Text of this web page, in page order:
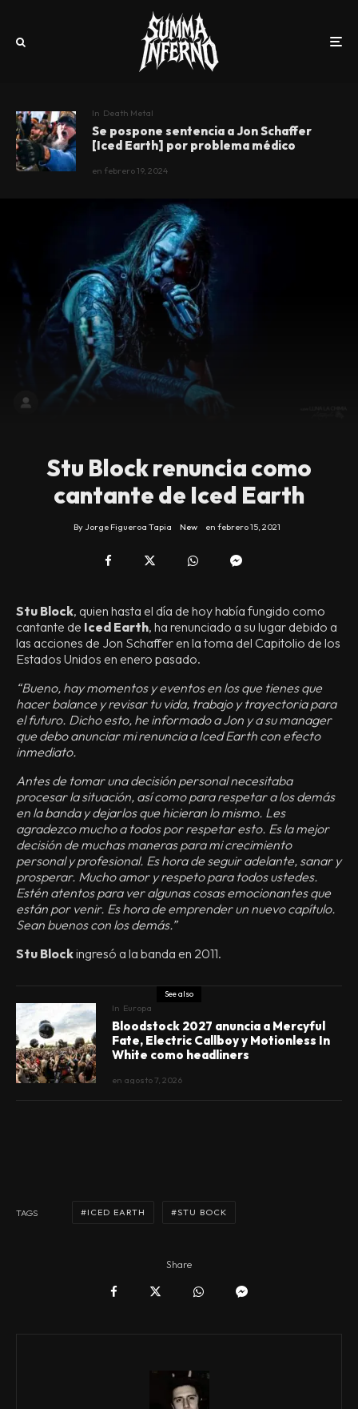
In Death Metal
Se pospone sentencia a Jon Schaffer
[Iced Earth] por problema médico
en febrero 19, 2024
Stu Block renuncia como
cantante de Iced Earth
By Jorge Figueroa Tapia New en febrero 15, 2021
Stu Block, quien hasta el día de hoy había fungido como
cantante de Iced Earth, ha renunciado a su lugar debido a
las acciones de Jon Schaffer en la toma del Capitolio de los
Estados Unidos en enero pasado.
“Bueno, hay momentos y eventos en los que tienes que
hacer balance y revisar tu vida, trabajo y trayectoria para
el futuro. Dicho esto, he informado a Jon y a su manager
que debo anunciar mi renuncia a Iced Earth con efecto
inmediato.
Antes de tomar una decisión personal necesitaba
procesar la situación, así como para respetar a los demás
en la banda y dejarlos que hicieran lo mismo. Les
agradezco mucho a todos por respetar esto. Es la mejor
decisión de muchas maneras para mi crecimiento
personal y profesional. Es hora de seguir adelante, sanar y
prosperar. Mucho amor y respeto para todos ustedes.
Estén atentos para ver algunas cosas emocionantes que
están por venir. Es hora de emprender un nuevo capítulo.
Sean buenos con los demás.”
Stu Blockingresó a la banda en 2011.
See also
In Europa
Bloodstock 2027 anuncia a Mercyful
Fate, Electric Callboy y Motionless In
White como headliners
en agosto 7, 2026
TAGS ICED EARTH STU BOCK
Share